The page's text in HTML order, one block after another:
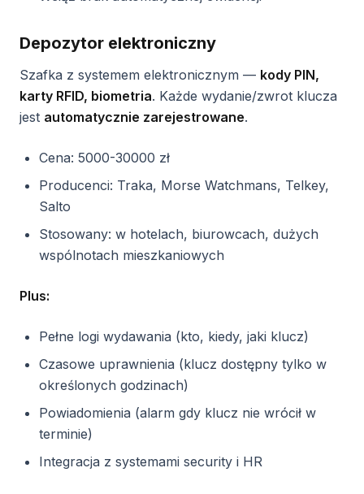
Depozytor elektroniczny
Szafka z systemem elektronicznym — kody PIN,
karty RFID, biometria. Każde wydanie/zwrot klucza
jest automatycznie zarejestrowane.
Cena: 5000-30000 zł
Producenci: Traka, Morse Watchmans, Telkey,
Salto
Stosowany: w hotelach, biurowcach, dużych
wspólnotach mieszkaniowych
Plus:
Pełne logi wydawania (kto, kiedy, jaki klucz)
Czasowe uprawnienia (klucz dostępny tylko w
określonych godzinach)
Powiadomienia (alarm gdy klucz nie wrócił w
terminie)
Integracja z systemami security i HR